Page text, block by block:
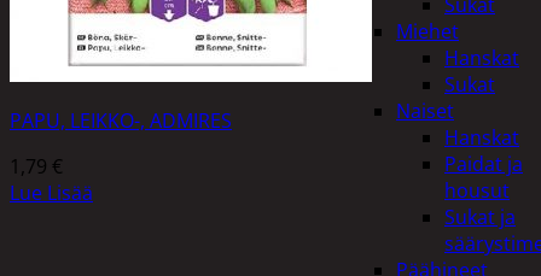
Miehet
Hanskat
Sukat
Naiset
Hanskat
Paidat ja
housut
Sukat ja
Päähineet
PAPU, LEIKKO-, ADMIRES
1,79 €
Lue Lisää